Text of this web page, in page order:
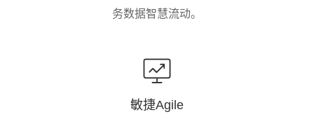
务数据智慧流动。
敏捷Agile